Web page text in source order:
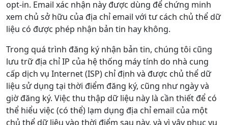
opt-in. Email xác nhận này được dùng để chứng minh
xem chủ sở hữu của địa chỉ email với tư cách chủ thể dữ
liệu có được phép nhận bản tin hay không.
Trong quá trình đăng ký nhận bản tin, chúng tôi cũng
lưu trữ địa chỉ IP của hệ thống máy tính do nhà cung
cấp dịch vụ Internet (ISP) chỉ định và được chủ thể dữ
liệu sử dụng tại thời điểm đăng ký, cũng như ngày và
giờ đăng ký. Việc thu thập dữ liệu này là cần thiết để có
thể hiểu việc (có thể) lạm dụng địa chỉ email của một
chủ thể dữ liệu vào thời điểm sau này, và vì vậy phục vụ